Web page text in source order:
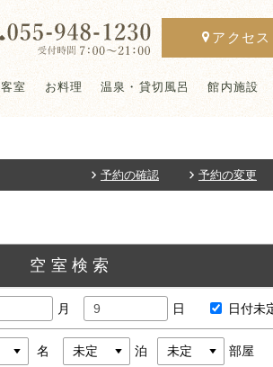
アクセス
客室 お料理 温泉・貸切風呂 館内施設
予約の確認 予約の変更
空室検索
月 日 日付未
名 泊 部屋